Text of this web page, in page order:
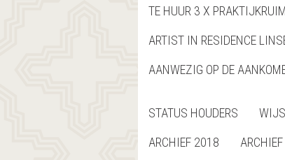
TE HUUR 3 X
ARTIST IN RESIDENCE
AANWEZIG OP DE
STATUS HOUDERS
ARCHIEF 2018